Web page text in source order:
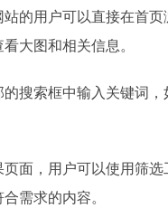
站的用户可以直接在首
大图和相关信息。
的搜索框中输入关键词
面，用户可以使用筛
需求的内容。